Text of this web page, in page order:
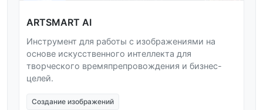
ARTSMART AI
Инструмент для работы с изображениями на
основе искусственного интеллекта для
творческого времяпрепровождения и бизнес-
целей.
Создание изображений